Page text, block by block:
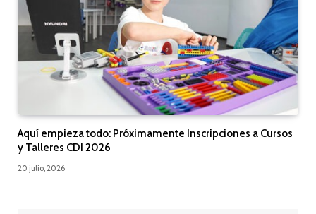
Aquí empieza todo: Próximamente Inscripciones a Cursos
y Talleres CDI 2026
20 julio, 2026